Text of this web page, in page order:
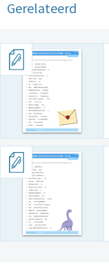
Gerelateerd